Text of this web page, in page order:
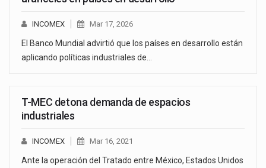
INCOMEX Mar 17, 2026
El Banco Mundial advirtió que los países en desarrollo están
aplicando políticas industriales de…
T-MEC detona demanda de espacios
industriales
INCOMEX Mar 16, 2021
Ante la operación del Tratado entre México, Estados Unidos